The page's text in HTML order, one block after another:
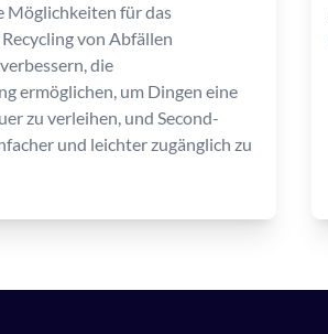
Möglichkeiten für das
von Abfällen
die
ermöglichen, um Dingen eine
zu verleihen, und Second-
und leichter zugänglich zu